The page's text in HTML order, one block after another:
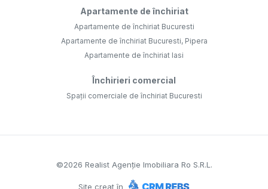
Apartamente de închiriat
Apartamente de închiriat Bucuresti
Apartamente de închiriat Bucuresti, Pipera
Apartamente de închiriat Iasi
Închirieri comercial
Spații comerciale de închiriat Bucuresti
©2026 Realist Agenție Imobiliara Ro S.R.L.
Site creat în